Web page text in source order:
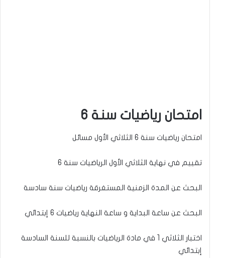
امتحان رياضيات سنة 6
امتحان رياضيات سنة 6 الثلاثي الأول مسائل
تقييم في نهاية الثلاثي الأول الرياضيات سنة 6
البحث عن المدة الزمنية المستغرقة رياضيات سنة سادسة
البحث عن ساعة البداية و ساعة النهاية رياضيات 6 إبتدائي
اختبار الثلاثي 1 في مادة الرياضيات بالنسبة للسنة السادسة
إبتدائي